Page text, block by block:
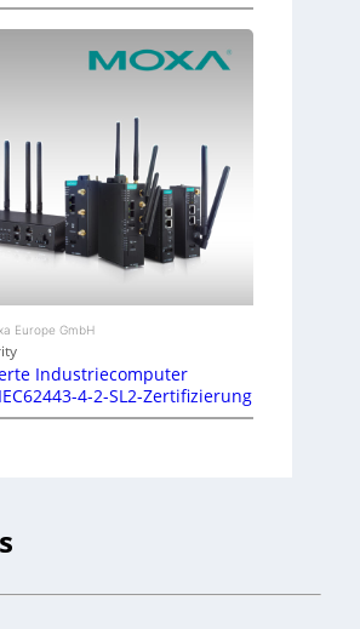
Europe GmbH
Industriecomputer
4-2-SL2-Zertifizierung